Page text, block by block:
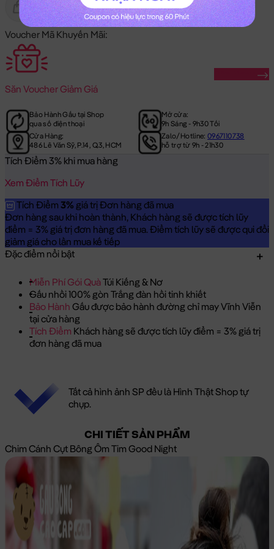
Gửi Tặng Hết Hàng
Voucher Mã Khuyến Mãi:
Săn Voucher Giảm Giá
Bảo Hành Gấu tại Shop
qua số điện thoại
Mở cửa:
9h Sáng - 9h30 Tối
Cửa Hàng:
486 Lê Văn Sỹ, P.14, Q.3, HCM
Zalo/Hotline:0967110738
hỗ trợ từ 9h - 21h30
Tích Điểm 3% khi mua hàng
Xem Điểm Tích Lũy
Tích Điểm 3% giá trị Đơn hàng đã mua
Đơn hàng sau khi hoàn thành, Khách hàng sẽ được tích lũy
điểm = 3% giá trị đơn hàng đã mua. Điểm tích lũy sẽ được qui đổi
giảm giá cho lần mua kế tiếp
Đặc điểm nổi bật
Miễn Phí Gói QuàTúi Kiếng & Nơ
Gấu nhồi 100% gòn Trắng đàn hồi tinh khiết
Bảo Hành Gấu được bảo hành đường chỉ may Vĩnh Viễn
tại cửa hàng
Tích Điểm Khách hàng sẽ được tích lũy điểm = 3% giá trị
đơn hàng đã mua
Tất cả hình ảnh SP đều là Hình Thật Shop tự
chụp.
CHI TIẾT SẢN PHẨM
Chim Cánh Cụt Bông Ôm Tim Good Night